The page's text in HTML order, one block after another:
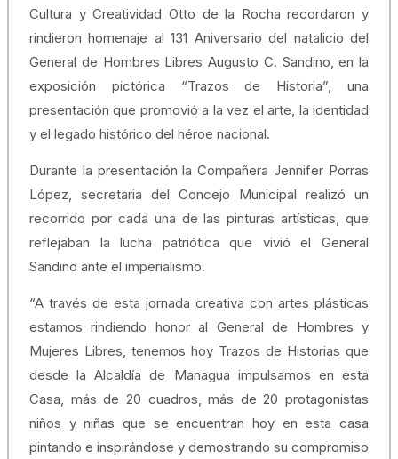
Cultura y Creatividad Otto de la Rocha recordaron y
rindieron homenaje al 131 Aniversario del natalicio del
General de Hombres Libres Augusto C. Sandino, en la
exposición pictórica “Trazos de Historia”, una
presentación que promovió a la vez el arte, la identidad
y el legado histórico del héroe nacional.
Durante la presentación la Compañera Jennifer Porras
López, secretaria del Concejo Municipal realizó un
recorrido por cada una de las pinturas artísticas, que
reflejaban la lucha patriótica que vivió el General
Sandino ante el imperialismo.
“A través de esta jornada creativa con artes plásticas
estamos rindiendo honor al General de Hombres y
Mujeres Libres, tenemos hoy Trazos de Historias que
desde la Alcaldía de Managua impulsamos en esta
Casa, más de 20 cuadros, más de 20 protagonistas
niños y niñas que se encuentran hoy en esta casa
pintando e inspirándose y demostrando su compromiso